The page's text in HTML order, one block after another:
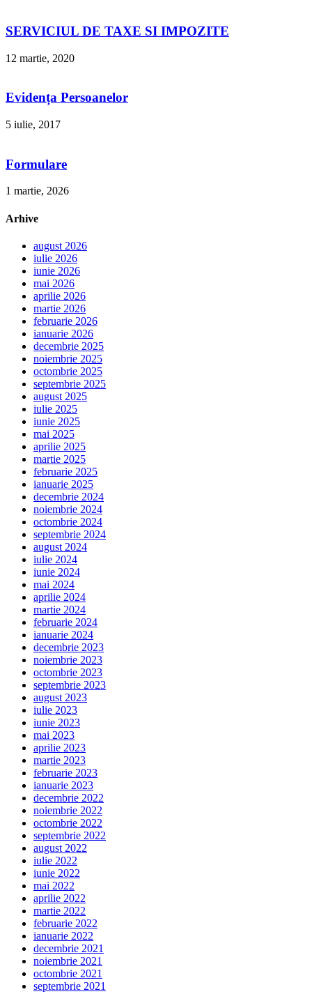
SERVICIUL DE TAXE SI IMPOZITE
12 martie, 2020
Evidența Persoanelor
5 iulie, 2017
Formulare
1 martie, 2026
Arhive
august 2026
iulie 2026
iunie 2026
mai 2026
aprilie 2026
martie 2026
februarie 2026
ianuarie 2026
decembrie 2025
noiembrie 2025
octombrie 2025
septembrie 2025
august 2025
iulie 2025
iunie 2025
mai 2025
aprilie 2025
martie 2025
februarie 2025
ianuarie 2025
decembrie 2024
noiembrie 2024
octombrie 2024
septembrie 2024
august 2024
iulie 2024
iunie 2024
mai 2024
aprilie 2024
martie 2024
februarie 2024
ianuarie 2024
decembrie 2023
noiembrie 2023
octombrie 2023
septembrie 2023
august 2023
iulie 2023
iunie 2023
mai 2023
aprilie 2023
martie 2023
februarie 2023
ianuarie 2023
decembrie 2022
noiembrie 2022
octombrie 2022
septembrie 2022
august 2022
iulie 2022
iunie 2022
mai 2022
aprilie 2022
martie 2022
februarie 2022
ianuarie 2022
decembrie 2021
noiembrie 2021
octombrie 2021
septembrie 2021